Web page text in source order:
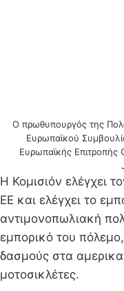
Ο πρωθυπουργός της
Ευρωπαϊκού
Ευρωπαϊκής Επιτροπής
Η Κομισιόν ελέγχει
ΕΕ και ελέγχει το
αντιμονοπωλιακή
εμπορικό του
δασμούς στα
μοτοσικλέτες.